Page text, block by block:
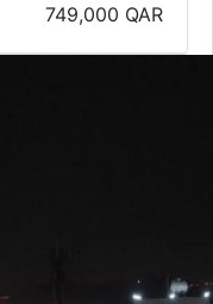
749,000 QAR